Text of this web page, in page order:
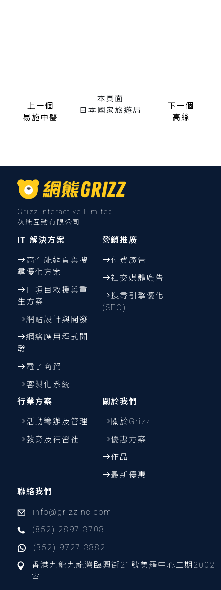
上一個
易施中醫
本頁面
日本國家旅遊局
下一個
高絲
Grizz Interactive Limited
灰熊互動有限公司
IT 解決方案
高性能網頁與搜
尋優化方案
IT項目救援與重
生方案
網站設計與開發
網絡應用程式開
發
電子商貿
客製化系統
營銷推廣
付費廣告
社交媒體廣告
搜尋引擎優化
(SEO)
行業方案
活動籌辦及管理
教育及補習社
關於我們
關於Grizz
優惠方案
作品
最新優惠
聯絡我們
info@grizzinc.com
(852) 2897 3708
(852) 9727 3882
香港九龍九龍灣臨興街21號美羅中心二期2002
室